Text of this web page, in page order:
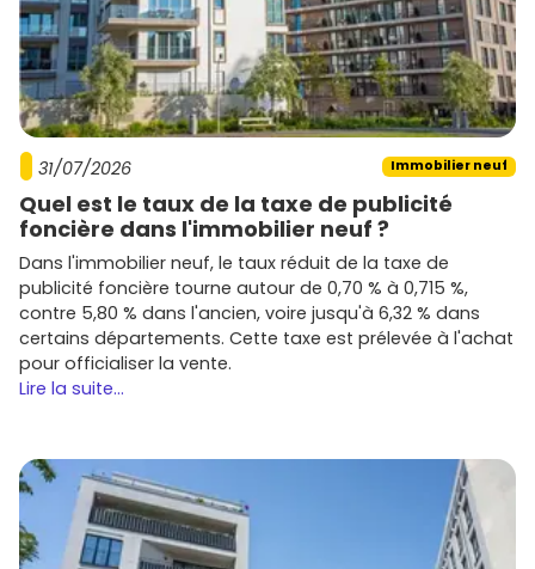
31/07/2026 Immobilier neuf
Quel est le taux de la taxe de publicité
foncière dans l'immobilier neuf ?
Dans l'immobilier neuf, le taux réduit de la taxe de
publicité foncière tourne autour de 0,70 % à 0,715 %,
contre 5,80 % dans l'ancien, voire jusqu'à 6,32 % dans
certains départements. Cette taxe est prélevée à l'achat
pour officialiser la vente.
Lire la suite...